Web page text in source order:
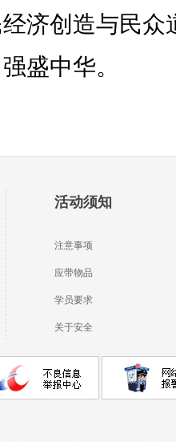
济创造与民
盛中华。
活动须知
注意事项
应带物品
学员要求
关于安全